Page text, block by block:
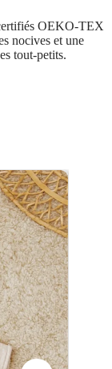
OEKO-TEX
nocives et une
tout-petits.